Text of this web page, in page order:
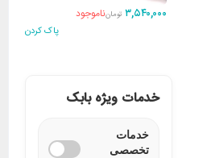
۳,۵۴۰,۰۰۰ تومانناموجود
پاک کردن
خدمات ویژه بابک
خدمات
تخصصی